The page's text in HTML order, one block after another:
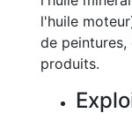
l'huile
de
produits.